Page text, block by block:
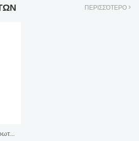
ΠΕΡΙΣΣΌΤΕΡΟ >
Μονάδα ανάγνωσης σαρωτή γραμμωτού κώδικα